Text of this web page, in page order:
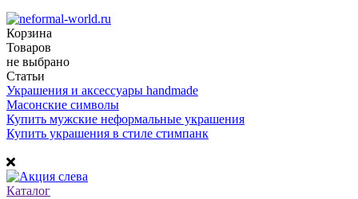
Корзина
Товаров
не выбрано
Статьи
Украшения и аксессуары handmade
Масонские символы
Купить мужские неформальные украшения
Купить украшения в стиле стимпанк
Каталог